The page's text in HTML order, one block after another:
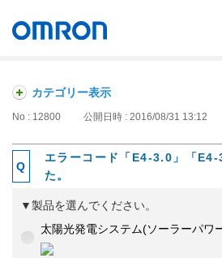
カテゴリー表示
No : 12800 公開日時 : 2016/08/31 13:12
エラーコード「E4-3.0」「E4-
た。
▼製品を選んでください。
太陽光発電システム(ソーラーパワ